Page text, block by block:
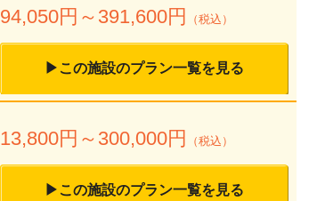
94,050円～ 391,600円 （税込）
▶この施設のプラン一覧を見る
13,800円～ 300,000円 （税込）
▶この施設のプラン一覧を見る